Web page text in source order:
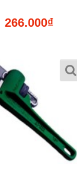
266.000₫